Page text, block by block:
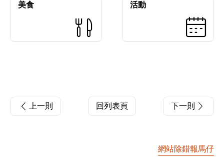
美食 活動
上一則 回列表頁 下一則
網站除錯報馬仔